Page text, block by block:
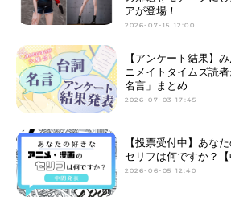
アが登場！
2026-07-15 12:00
【アンケート結果】
ニメイトタイムズ読
名言」まとめ
2026-07-03 17:45
【投票受付中】あな
セリフは何ですか？【
2026-06-05 12:40